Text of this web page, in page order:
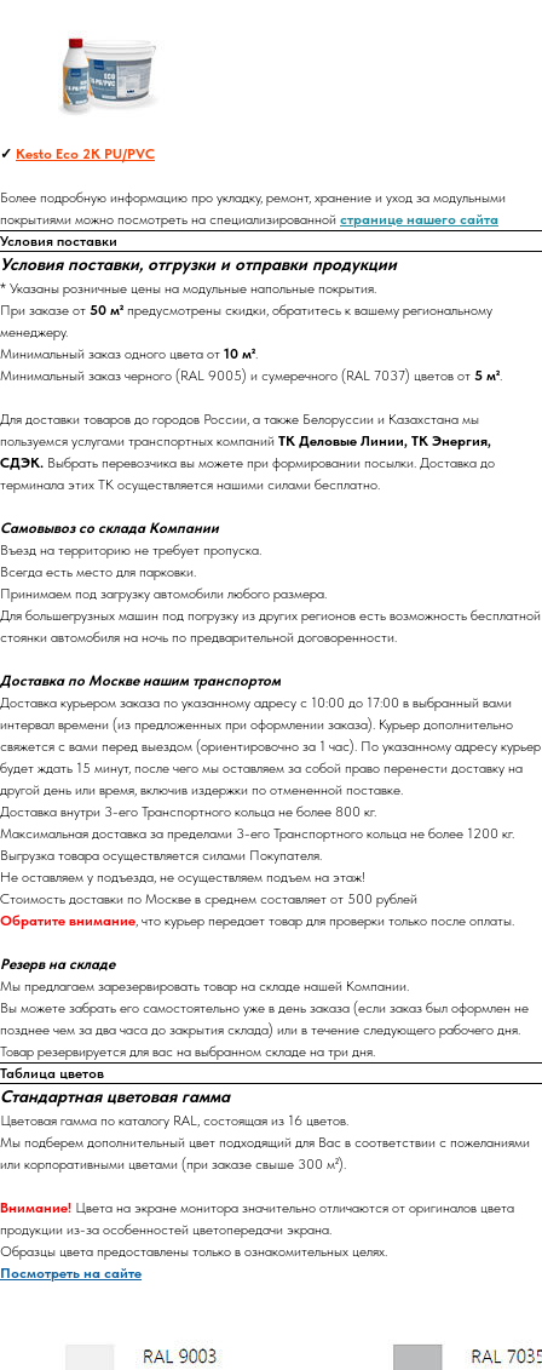
✓ Kesto Eco 2K PU/PVC
Более подробную информацию про укладку, ремонт, хранение и уход за модульными
покрытиями можно посмотреть на специализированной странице нашего сайта
Условия поставки
Условия поставки, отгрузки и отправки продукции
* Указаны розничные цены на модульные напольные покрытия.
При заказе от 50 м² предусмотрены скидки, обратитесь к вашему региональному
менеджеру.
Минимальный заказ одного цвета от 10 м².
Минимальный заказ черного (RAL 9005) и сумеречного (RAL 7037) цветов от 5 м².
Для доставки товаров до городов России, а также Белоруссии и Казахстана мы
пользуемся услугами транспортных компаний ТК Деловые Линии, ТК Энергия,
СДЭК. Выбрать перевозчика вы можете при формировании посылки. Доставка до
терминала этих ТК осуществляется нашими силами бесплатно.
Самовывоз со склада Компании
Въезд на территорию не требует пропуска.
Всегда есть место для парковки.
Принимаем под загрузку автомобили любого размера.
Для большегрузных машин под погрузку из других регионов есть возможность бесплатной
стоянки автомобиля на ночь по предварительной договоренности.
Доставка по Москве нашим транспортом
Доставка курьером заказа по указанному адресу с 10:00 до 17:00 в выбранный вами
интервал времени (из предложенных при оформлении заказа). Курьер дополнительно
свяжется с вами перед выездом (ориентировочно за 1 час). По указанному адресу курьер
будет ждать 15 минут, после чего мы оставляем за собой право перенести доставку на
другой день или время, включив издержки по отмененной поставке.
Доставка внутри 3-его Транспортного кольца не более 800 кг.
Максимальная доставка за пределами 3-его Транспортного кольца не более 1200 кг.
Выгрузка товара осуществляется силами Покупателя.
Не оставляем у подъезда, не осуществляем подъем на этаж!
Стоимость доставки по Москве в среднем составляет от 500 рублей
Обратите внимание, что курьер передает товар для проверки только после оплаты.
Резерв на складе
Мы предлагаем зарезервировать товар на складе нашей Компании.
Вы можете забрать его самостоятельно уже в день заказа (если заказ был оформлен не
позднее чем за два часа до закрытия склада) или в течение следующего рабочего дня.
Товар резервируется для вас на выбранном складе на три дня.
Таблица цветов
Стандартная цветовая гамма
Цветовая гамма по каталогу RAL, состоящая из 16 цветов.
Мы подберем дополнительный цвет подходящий для Вас в соответствии с пожеланиями
или корпоративными цветами (при заказе свыше 300 м²).
Внимание! Цвета на экране монитора значительно отличаются от оригиналов цвета
продукции из-за особенностей цветопередачи экрана.
Образцы цвета предоставлены только в ознакомительных целях.
Посмотреть на сайте